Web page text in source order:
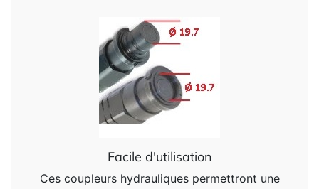
Facile d'utilisation
Ces coupleurs hydrauliques permettront une